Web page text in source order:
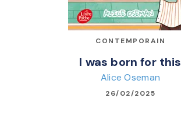
CONTEMPORAIN
I was born for this
Alice Oseman
26/02/2025